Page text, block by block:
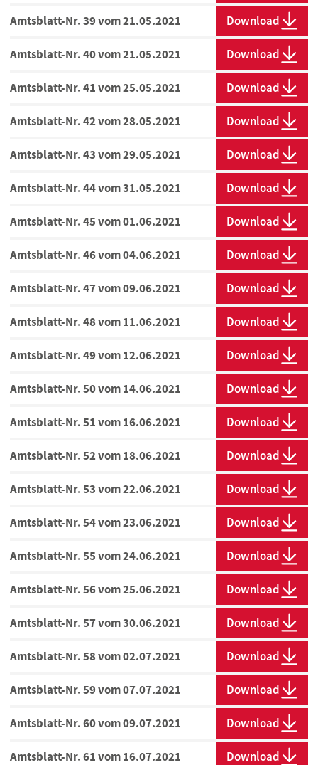
Amtsblatt-Nr. 39 vom 21.05.2021 Download
Amtsblatt-Nr. 40 vom 21.05.2021 Download
Amtsblatt-Nr. 41 vom 25.05.2021 Download
Amtsblatt-Nr. 42 vom 28.05.2021 Download
Amtsblatt-Nr. 43 vom 29.05.2021 Download
Amtsblatt-Nr. 44 vom 31.05.2021 Download
Amtsblatt-Nr. 45 vom 01.06.2021 Download
Amtsblatt-Nr. 46 vom 04.06.2021 Download
Amtsblatt-Nr. 47 vom 09.06.2021 Download
Amtsblatt-Nr. 48 vom 11.06.2021 Download
Amtsblatt-Nr. 49 vom 12.06.2021 Download
Amtsblatt-Nr. 50 vom 14.06.2021 Download
Amtsblatt-Nr. 51 vom 16.06.2021 Download
Amtsblatt-Nr. 52 vom 18.06.2021 Download
Amtsblatt-Nr. 53 vom 22.06.2021 Download
Amtsblatt-Nr. 54 vom 23.06.2021 Download
Amtsblatt-Nr. 55 vom 24.06.2021 Download
Amtsblatt-Nr. 56 vom 25.06.2021 Download
Amtsblatt-Nr. 57 vom 30.06.2021 Download
Amtsblatt-Nr. 58 vom 02.07.2021 Download
Amtsblatt-Nr. 59 vom 07.07.2021 Download
Amtsblatt-Nr. 60 vom 09.07.2021 Download
Amtsblatt-Nr. 61 vom 16.07.2021 Download